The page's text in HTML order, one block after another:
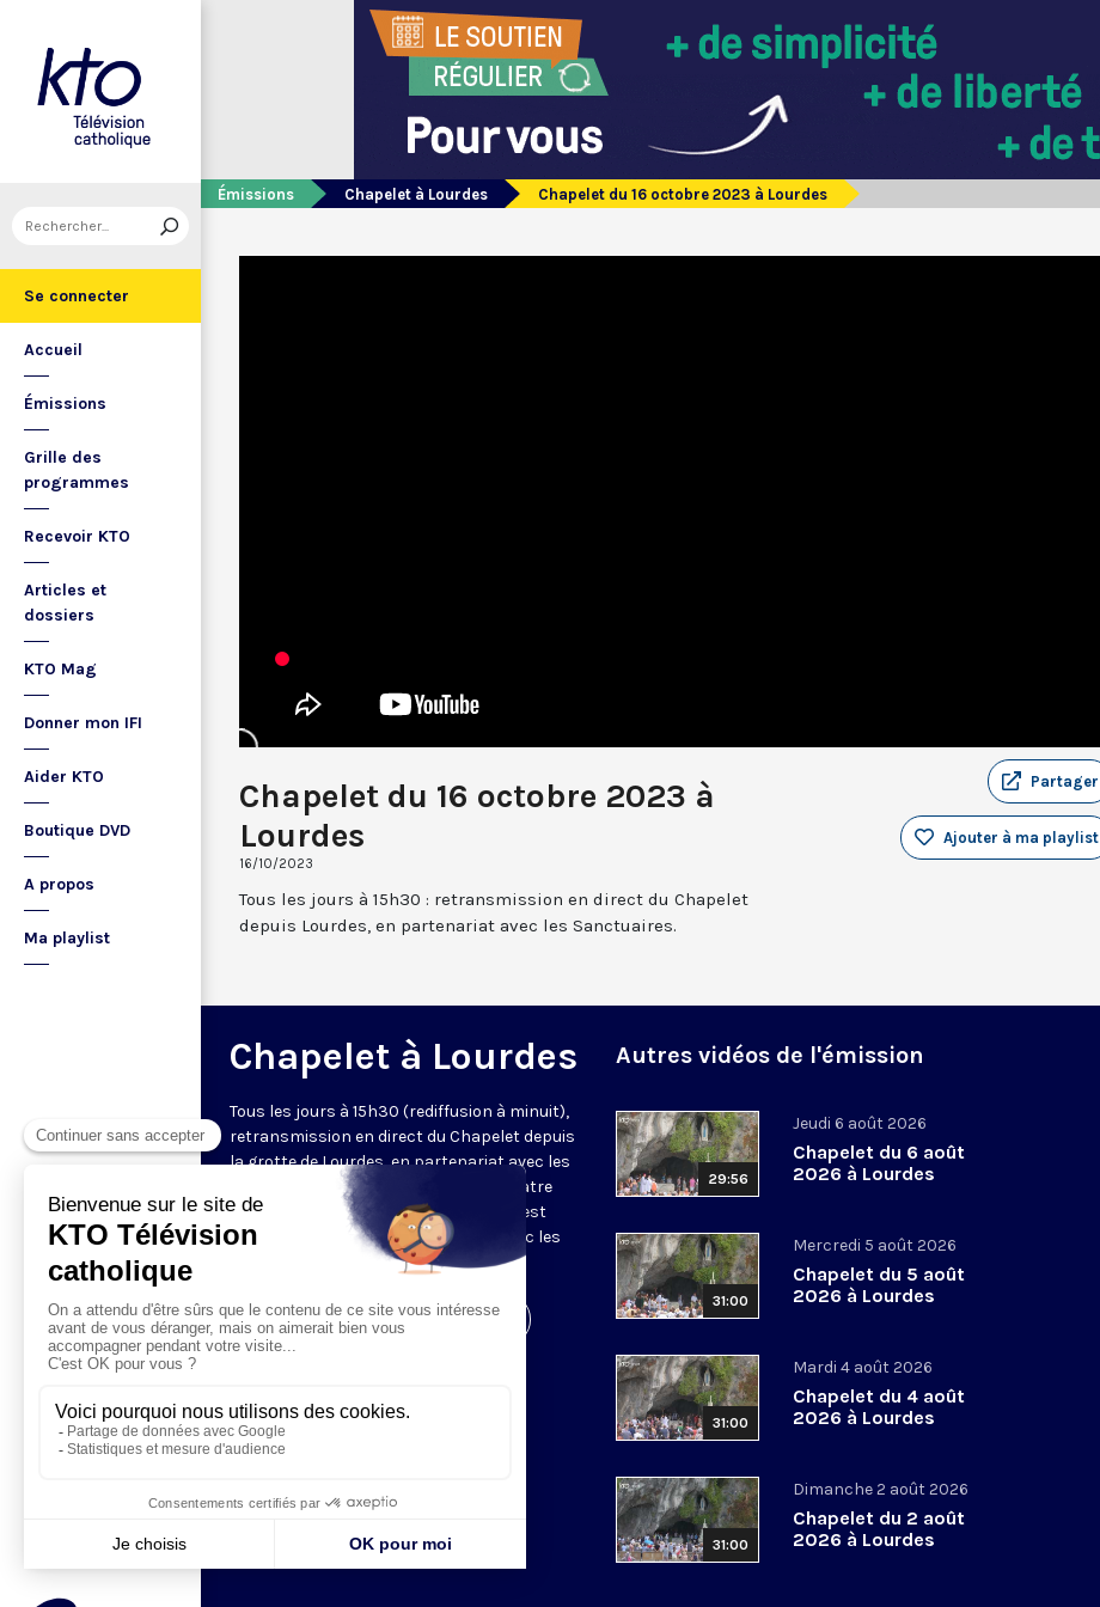
Se connecter
Accueil
Émissions
Grille des
programmes
Recevoir KTO
Articles et
dossiers
KTO Mag
Donner mon IFI
Aider KTO
Boutique DVD
A propos
Ma playlist
Émissions Chapelet à Lourdes Chapelet du 16 octobre 2023 à Lourdes
Chapelet du 16 octobre 2023 à
Lourdes
16/10/2023
Partager
Ajouter à ma playlist
Tous les jours à 15h30 : retransmission en direct du Chapelet
depuis Lourdes, en partenariat avec les Sanctuaires.
Chapelet à Lourdes
Tous les jours à 15h30 (rediffusion à minuit),
retransmission en direct du Chapelet depuis
la grotte de Lourdes, en partenariat avec les
Sanctuaires. Chaque jour, l'une des quatre
méditations des mystères du Rosaire est
proposée en communion de prière avec les
Visiter la page de l'émission
Autres vidéos de l'émission
29:56
Jeudi 6 août 2026
Chapelet du 6 août
2026 à Lourdes
31:00
Mercredi 5 août 2026
Chapelet du 5 août
2026 à Lourdes
31:00
Mardi 4 août 2026
Chapelet du 4 août
2026 à Lourdes
31:00
Dimanche 2 août 2026
Chapelet du 2 août
2026 à Lourdes